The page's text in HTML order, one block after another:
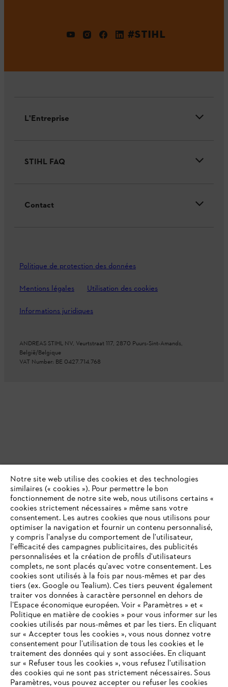
#STIHL
L'Entreprise
STIHL FAQ
Contact
Politique de protection des données
Mentions légales Utilisation des cookies
Informations juridiques
ANDREAS STIHL NV, Veurtstraat 117, 2870 Puurs-Sint-Amands,
België/Belgique
VAT Number: BE 0427.714.768
VOTRE NAVIGATEUR INTERNET
N'EST PLUS PRIS EN CHARGE
Notre site web utilise des cookies et des technologies
similaires (« cookies »). Pour permettre le bon
fonctionnement de notre site web, nous utilisons certains «
cookies strictement nécessaires » même sans votre
consentement. Les autres cookies que nous utilisons pour
optimiser la navigation et fournir un contenu personnalisé,
y compris l'analyse du comportement de l'utilisateur,
l'efficacité des campagnes publicitaires, des publicités
personnalisées et la création de profils d'utilisateurs
complets, ne sont placés qu'avec votre consentement. Les
cookies sont utilisés à la fois par nous-mêmes et par des
tiers (ex. Google ou Tealium). Ces tiers peuvent également
traiter vos données à caractère personnel en dehors de
l’Espace économique européen. Voir « Paramètres » et «
Politique en matière de cookies » pour vous informer sur les
cookies utilisés par nous-mêmes et par les tiers. En cliquant
sur « Accepter tous les cookies », vous nous donnez votre
consentement pour l’utilisation de tous les cookies et le
traitement des données qui y sont associées. En cliquant
sur « Refuser tous les cookies », vous refusez l'utilisation
des cookies qui ne sont pas strictement nécessaires. Sous
Paramètres, vous pouvez accepter ou refuser les cookies